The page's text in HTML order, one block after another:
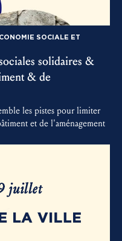
SOCIALE ET
solidaires &
& de
les pistes pour limiter
et de l'aménagement